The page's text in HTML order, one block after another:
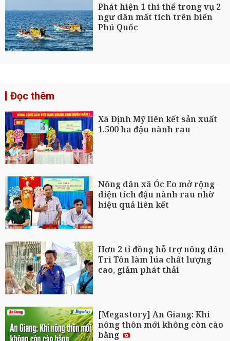
Phát hiện 1 thi thể trong vụ 2
ngư dân mất tích trên biển
Phú Quốc
Đọc thêm
Xã Định Mỹ liên kết sản xuất
1.500 ha đậu nành rau
Nông dân xã Óc Eo mở rộng
diện tích đậu nành rau nhờ
hiệu quả liên kết
Hơn 2 tỉ đồng hỗ trợ nông dân
Tri Tôn làm lúa chất lượng
cao, giảm phát thải
[Megastory] An Giang: Khi
nông thôn mới không còn cào
bằng